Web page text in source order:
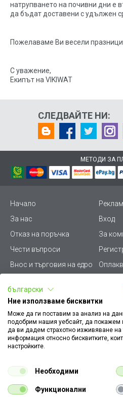
натрупването на почивни дни е
да бъдат доставени с удължен
Пожелаваме Ви весели
С уважение,
Екипът на VIKIWAT
СЛЕДВАЙТЕ НИ:
МЕТОДИ ЗА
Начало
За нас
Вход
Отказ на поръчка
За
Чести въпроси
Внос и търговия на едро
Условия за ползване
Стани дистрибутор
Карта на сайта
Как да намеря документ
към поръчка
Конфигуратор за ел.
ключове и контакти
български
Ние използваме бисквитки
Може да ги поставим за анализ на
подобрим нашия уебсайт, да покажем
да ви дадем страхотно изживяване
информация относно бисквитките,
настройките.
Необходими
Функционални